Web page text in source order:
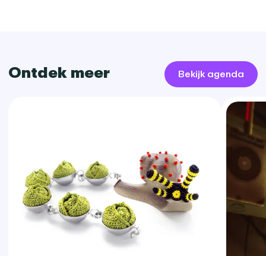
Ontdek meer Bekijk agenda